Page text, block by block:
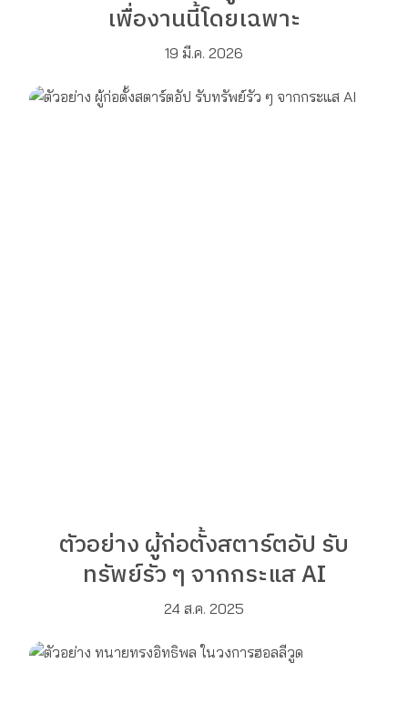
เพื่องานนี้โดยเฉพาะ
19 มี.ค. 2026
ตัวอย่าง ผู้ก่อตั้งสตาร์ตอัป รับ
ทรัพย์รัว ๆ จากกระแส AI
24 ส.ค. 2025